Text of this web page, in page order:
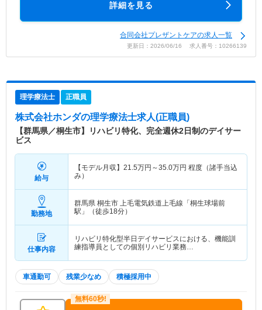
詳細を見る
合同会社プレザントケアの求人一覧
更新日：2026/06/16 求人番号：10266139
理学療法士 正職員
株式会社ホンダの理学療法士求人(正職員)
【群馬県／桐生市】リハビリ特化、完全週休2日制のデイサー
ビス
給与
【モデル月収】 21.5万円～35.0万円 程度（諸手当込
み）
勤務地
群馬県 桐生市 上毛電気鉄道上毛線「桐生球場前
駅」（徒歩18分）
仕事内容
リハビリ特化型半日デイサービスにおける、機能訓
練指導員としての個別リハビリ業務…
車通勤可 残業少なめ 積極採用中